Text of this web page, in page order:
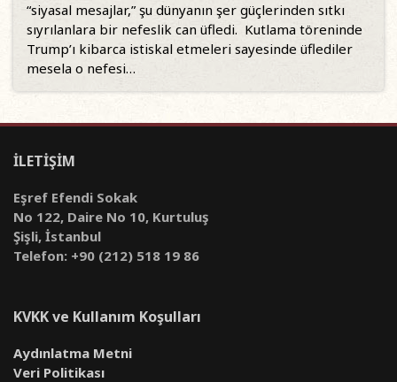
“siyasal mesajlar,” şu dünyanın şer güçlerinden sıtkı
sıyrılanlara bir nefeslik can üfledi. Kutlama töreninde
Trump’ı kibarca istiskal etmeleri sayesinde üflediler
mesela o nefesi…
İLETİŞİM
Eşref Efendi Sokak
No 122, Daire No 10, Kurtuluş
Şişli, İstanbul
Telefon: +90 (212) 518 19 86
KVKK ve Kullanım Koşulları
Aydınlatma Metni
Veri Politikası